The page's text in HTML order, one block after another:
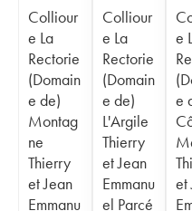
Colliour
e La
Rectorie
(Domain
e de)
Montag
ne
Thierry
et Jean
Emmanu
Colliour
e La
Rectorie
(Domain
e de)
L'Argile
Thierry
et Jean
Emmanu
el Parcé
e
e
et